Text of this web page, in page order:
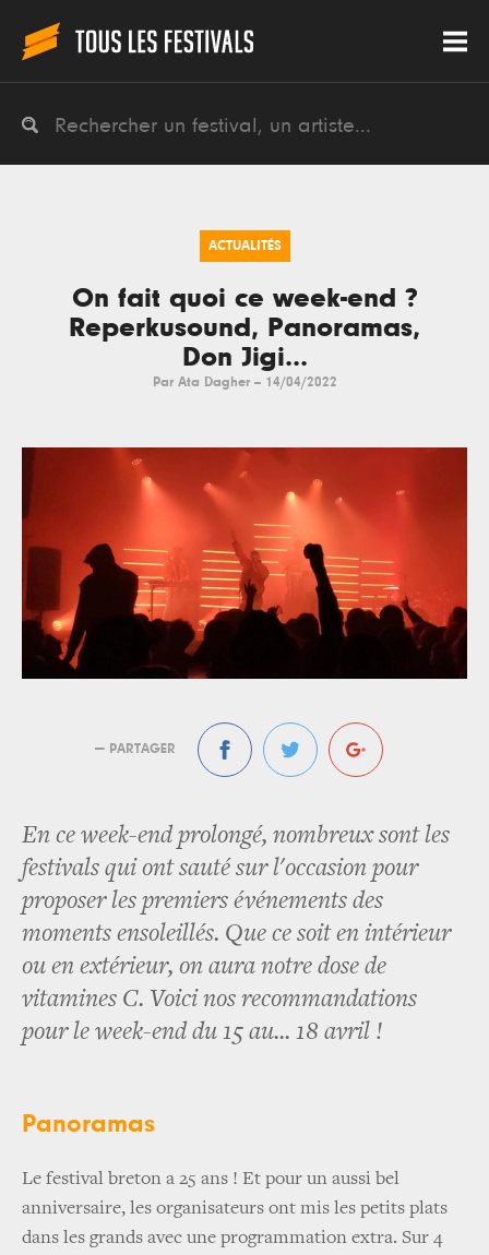
ACTUALITÉS
On fait quoi ce week-end ?
Reperkusound, Panoramas,
Don Jigi...
Par Ata Dagher -- 14/04/2022
— PARTAGER
En ce week-end prolongé, nombreux sont les
festivals qui ont sauté sur l'occasion pour
proposer les premiers événements des
moments ensoleillés. Que ce soit en intérieur
ou en extérieur, on aura notre dose de
vitamines C. Voici nos recommandations
pour le week-end du 15 au... 18 avril !
Panoramas
Le festival breton a 25 ans ! Et pour un aussi bel
anniversaire, les organisateurs ont mis les petits plats
dans les grands avec une programmation extra. Sur 4